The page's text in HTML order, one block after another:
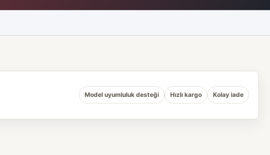
Model uyumluluk desteği Hızlı kargo Kolay iade